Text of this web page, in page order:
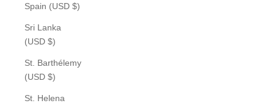
Spain (USD $)
Sri Lanka
(USD $)
St. Barthélemy
(USD $)
St. Helena